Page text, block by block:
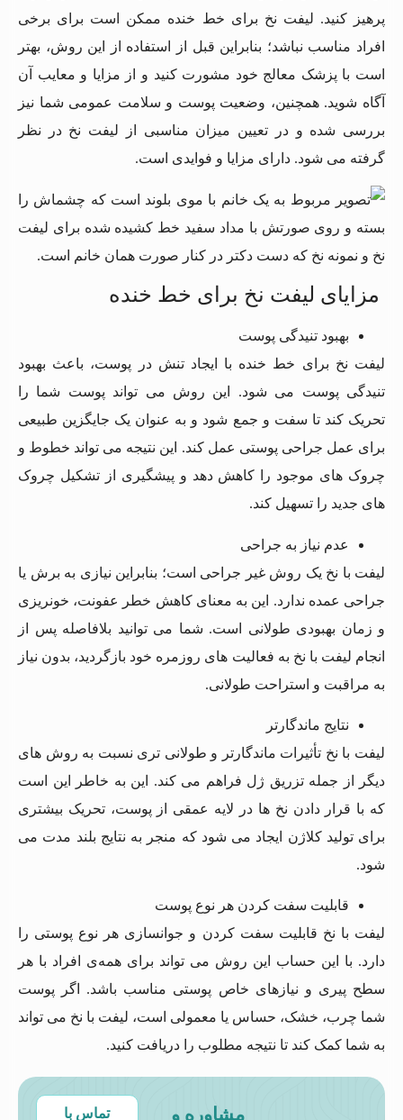
پرهیز کنید. لیفت نخ برای خط خنده ممکن است برای برخی
افراد مناسب نباشد؛ بنابراین قبل از استفاده از این روش، بهتر
است با پزشک معالج خود مشورت کنید و از مزایا و معایب آن
آگاه شوید. همچنین، وضعیت پوست و سلامت عمومی شما نیز
بررسی شده و در تعیین میزان مناسبی از لیفت نخ در نظر
گرفته می‌ شود. دارای مزایا و فوایدی است.
مزایای لیفت نخ برای خط خنده
بهبود تنیدگی پوست
لیفت نخ برای خط خنده با ایجاد تنش در پوست، باعث بهبود
تنیدگی پوست می‌ شود. این روش می‌ تواند پوست شما را
تحریک کند تا سفت و جمع شود و به عنوان یک جایگزین طبیعی
برای عمل جراحی پوستی عمل کند. این نتیجه می‌ تواند خطوط و
چروک ‌های موجود را کاهش دهد و پیشگیری از تشکیل چروک‌
های جدید را تسهیل کند.
عدم نیاز به جراحی
لیفت با نخ یک روش غیر جراحی است؛ بنابراین نیازی به برش یا
جراحی عمده ندارد. این به معنای کاهش خطر عفونت، خونریزی
و زمان بهبودی طولانی است. شما می ‌توانید بلافاصله پس از
انجام لیفت با نخ به فعالیت‌ های روزمره خود بازگردید، بدون نیاز
به مراقبت و استراحت طولانی.
نتایج ماندگارتر
لیفت با نخ تأثیرات ماندگارتر و طولانی‌‌ تری نسبت به روش ‌های
دیگر از جمله تزریق ژل فراهم می ‌کند. این به خاطر این است
که با قرار دادن نخ‌ ها در لایه عمقی از پوست، تحریک بیشتری
برای تولید کلاژن ایجاد می‌ شود که منجر به نتایج بلند مدت‌ می‌
شود.
قابلیت سفت کردن هر نوع پوست
لیفت با نخ قابلیت سفت کردن و جوانسازی هر نوع پوستی را
دارد. با این حساب این روش می ‌تواند برای همه‌ی افراد با هر
سطح پیری و نیازهای خاص پوستی مناسب باشد. اگر پوست
شما چرب، خشک، حساس یا معمولی است، لیفت با نخ می‌ تواند
به شما کمک کند تا نتیجه مطلوب را دریافت کنید.
مشاوره و تماس با